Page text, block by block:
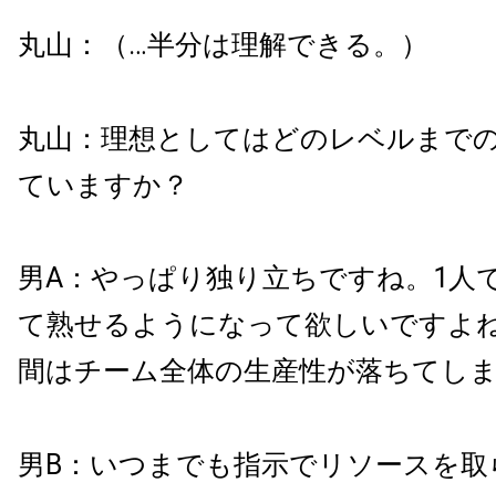
丸山：（…半分は理解できる。）
丸山：理想としてはどのレベルまで
ていますか？
男A：やっぱり独り立ちですね。1人
て熟せるようになって欲しいですよ
間はチーム全体の生産性が落ちてし
男B：いつまでも指示でリソースを